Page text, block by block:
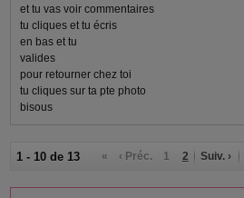
et tu vas voir commentaires
tu cliques et tu écris
en bas et tu
valides
pour retourner chez toi
tu cliques sur ta pte photo
bisous
1 - 10 de 13 « ‹ Préc. 1 2 Suiv. ›